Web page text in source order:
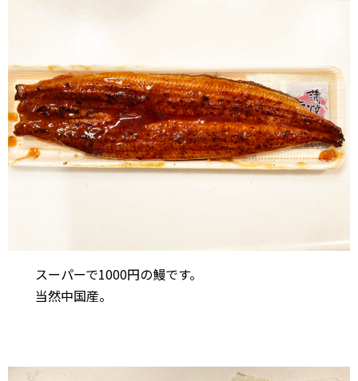
スーパーで1000円の鰻です。
当然中国産。